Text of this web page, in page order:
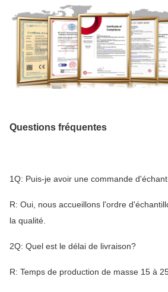
Questions fréquentes
1Q: Puis-je avoir une commande
R: Oui, nous accueillons l'ordre
la qualité.
2Q: Quel est le délai de livraison?
R: Temps de production de masse 15 à